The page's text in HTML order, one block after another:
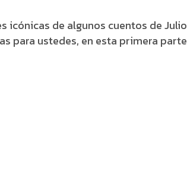
icónicas de algunos cuentos de Julio
para ustedes, en esta primera parte